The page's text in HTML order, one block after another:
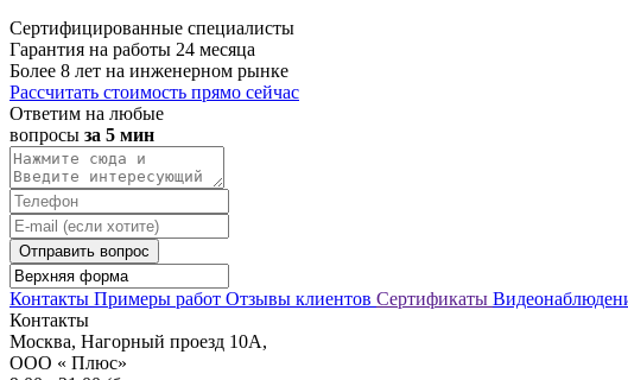
Сертифицированные специалисты
Гарантия на работы 24 месяца
Более 8 лет на инженерном рынке
Рассчитать стоимость прямо сейчас
Ответим на любые
вопросы за 5 мин
Отправить вопрос
Контакты Примеры работ Отзывы клиентов Сертификаты
Контакты
Москва, Нагорный проезд 10А,
ООО « Плюс»